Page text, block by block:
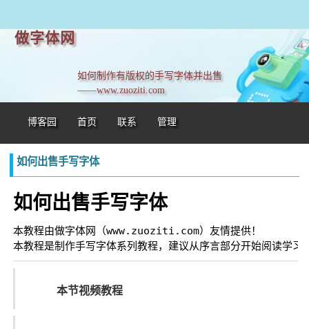
做字体网
如何制作有版权的手写字体并出售
——www.zuoziti.com
博客园 首页 联系 管理
如何出售手写字体
如何出售手写字体
本教程由做字体网（www.zuoziti.com）友情提供！
本节视频教程